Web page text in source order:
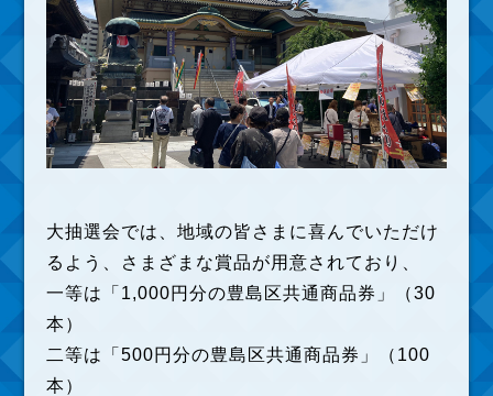
大抽選会では、地域の皆さまに喜んでいただけ
るよう、さまざまな賞品が用意されており、
一等は「1,000円分の豊島区共通商品券」（30
本）
二等は「500円分の豊島区共通商品券」（100
本）